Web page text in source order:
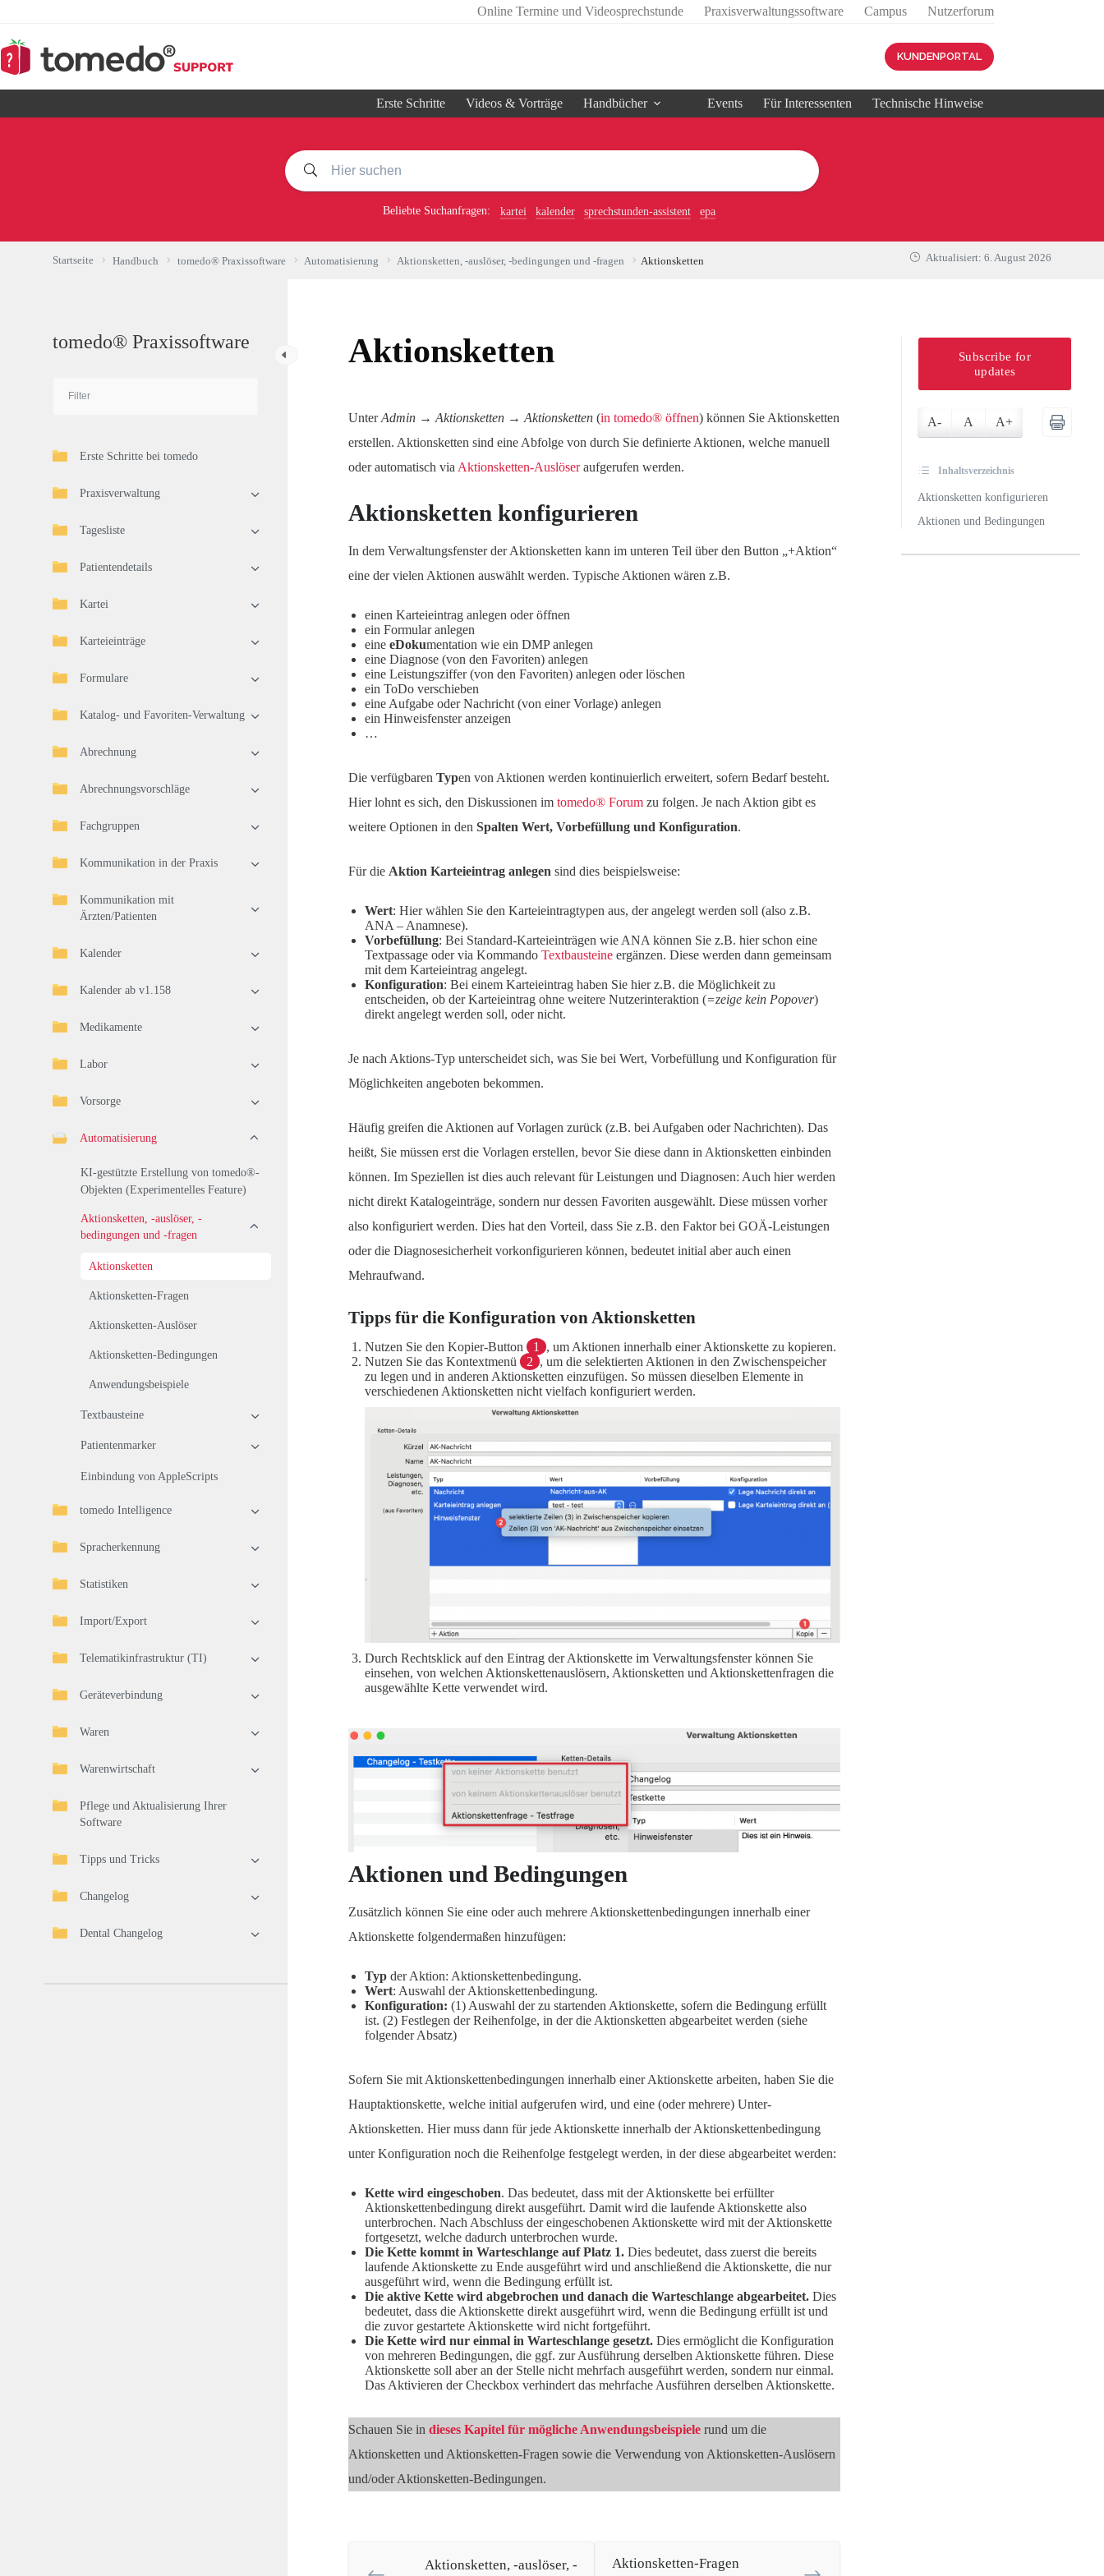
springen
Online Termine und Videosprechstunde Praxisverwaltungssoftware Campus Nutzerforum
KUNDENPORTAL
Erste Schritte Videos & Vorträge Handbücher Events Für Interessenten Technische Hinweise
Beliebte Suchanfragen: kartei kalender sprechstunden-assistent epa
Startseite Handbuch tomedo® Praxissoftware Automatisierung Aktionsketten, -auslöser, -bedingungen und -fragen Aktionsketten Aktualisiert: 6. August 2026
tomedo® Praxissoftware
Erste Schritte bei tomedo
Praxisverwaltung
Tagesliste
Patientendetails
Kartei
Karteieinträge
Formulare
Katalog- und Favoriten-Verwaltung
Abrechnung
Abrechnungsvorschläge
Fachgruppen
Kommunikation in der Praxis
Kommunikation mit
Ärzten/Patienten
Kalender
Kalender ab v1.158
Medikamente
Labor
Vorsorge
Automatisierung
KI-gestützte Erstellung von tomedo®-
Objekten (Experimentelles Feature)
Aktionsketten, -auslöser, -
bedingungen und -fragen
Aktionsketten
Aktionsketten-Fragen
Aktionsketten-Auslöser
Aktionsketten-Bedingungen
Anwendungsbeispiele
Textbausteine
Patientenmarker
Einbindung von AppleScripts
tomedo Intelligence
Spracherkennung
Statistiken
Import/Export
Telematikinfrastruktur (TI)
Geräteverbindung
Waren
Warenwirtschaft
Pflege und Aktualisierung Ihrer
Software
Tipps und Tricks
Changelog
Dental Changelog
Aktionsketten
UnterAdmin → Aktionsketten → Aktionsketten(in tomedo® öffnen) können Sie Aktionsketten
erstellen. Aktionsketten sind eine Abfolge von durch Sie definierte Aktionen, welche manuell
oder automatisch via Aktionsketten-Auslöseraufgerufen werden.
Aktionsketten konfigurieren
In dem Verwaltungsfenster der Aktionsketten kann im unteren Teil über den Button „+Aktion“
eine der vielen Aktionen auswählt werden. Typische Aktionen wären z.B.
einen Karteieintrag anlegen oder öffnen
ein Formular anlegen
eine eDokumentation wie ein DMP anlegen
eine Diagnose (von den Favoriten) anlegen
eine Leistungsziffer (von den Favoriten) anlegen oder löschen
ein ToDo verschieben
eine Aufgabe oder Nachricht (von einer Vorlage) anlegen
ein Hinweisfenster anzeigen
…
Die verfügbaren Typen von Aktionen werden kontinuierlich erweitert, sofern Bedarf besteht.
Hier lohnt es sich, den Diskussionen im tomedo® Forumzu folgen. Je nach Aktion gibt es
weitere Optionen in den Spalten Wert, Vorbefüllung und Konfiguration.
Für die Aktion Karteieintrag anlegen sind dies beispielsweise:
Wert: Hier wählen Sie den Karteieintragtypen aus, der angelegt werden soll (also z.B.
ANA – Anamnese).
Vorbefüllung: Bei Standard-Karteieinträgen wie ANA können Sie z.B. hier schon eine
Textpassage oder via Kommando Textbausteineergänzen. Diese werden dann gemeinsam
mit dem Karteieintrag angelegt.
Konfiguration: Bei einem Karteieintrag haben Sie hier z.B. die Möglichkeit zu
entscheiden, ob der Karteieintrag ohne weitere Nutzerinteraktion (=zeige kein Popover)
direkt angelegt werden soll, oder nicht.
Je nach Aktions-Typ unterscheidet sich, was Sie bei Wert, Vorbefüllung und Konfiguration für
Möglichkeiten angeboten bekommen.
Häufig greifen die Aktionen auf Vorlagen zurück (z.B. bei Aufgaben oder Nachrichten). Das
heißt, Sie müssen erst die Vorlagen erstellen, bevor Sie diese dann in Aktionsketten einbinden
können. Im Speziellen ist dies auch relevant für Leistungen und Diagnosen: Auch hier werden
nicht direkt Katalogeinträge, sondern nur dessen Favoriten ausgewählt. Diese müssen vorher
also konfiguriert werden. Dies hat den Vorteil, dass Sie z.B. den Faktor bei GOÄ-Leistungen
oder die Diagnosesicherheit vorkonfigurieren können, bedeutet initial aber auch einen
Mehraufwand.
Tipps für die Konfiguration von Aktionsketten
Nutzen Sie den Kopier-Button 1
, um Aktionen innerhalb einer Aktionskette zu kopieren.
Nutzen Sie das Kontextmenü
2 , um die selektierten Aktionen in den Zwischenspeicher
zu legen und in anderen Aktionsketten einzufügen. So müssen dieselben Elemente in
verschiedenen Aktionsketten nicht vielfach konfiguriert werden.
Durch Rechtsklick auf den Eintrag der Aktionskette im Verwaltungsfenster können Sie
einsehen, von welchen Aktionskettenauslösern, Aktionsketten und Aktionskettenfragen die
ausgewählte Kette verwendet wird.
Aktionen und Bedingungen
Zusätzlich können Sie eine oder auch mehrere Aktionskettenbedingungen innerhalb einer
Aktionskette folgendermaßen hinzufügen:
Typder Aktion: Aktionskettenbedingung.
Wert: Auswahl der Aktionskettenbedingung.
Konfiguration: (1) Auswahl der zu startenden Aktionskette, sofern die Bedingung erfüllt
ist. (2) Festlegen der Reihenfolge, in der die Aktionsketten abgearbeitet werden (siehe
folgender Absatz)
Sofern Sie mit Aktionskettenbedingungen innerhalb einer Aktionskette arbeiten, haben Sie die
Hauptaktionskette, welche initial aufgerufen wird, und eine (oder mehrere) Unter-
Aktionsketten. Hier muss dann für jede Aktionskette innerhalb der Aktionskettenbedingung
unter Konfiguration noch die Reihenfolge festgelegt werden, in der diese abgearbeitet werden:
Kette wird eingeschoben. Das bedeutet, dass mit der Aktionskette bei erfüllter
Aktionskettenbedingung direkt ausgeführt. Damit wird die laufende Aktionskette also
unterbrochen. Nach Abschluss der eingeschobenen Aktionskette wird mit der Aktionskette
fortgesetzt, welche dadurch unterbrochen wurde.
Die Kette kommt in Warteschlange auf Platz 1.Dies bedeutet, dass zuerst die bereits
laufende Aktionskette zu Ende ausgeführt wird und anschließend die Aktionskette, die nur
ausgeführt wird, wenn die Bedingung erfüllt ist.
Die aktive Kette wird abgebrochen und danach die Warteschlange abgearbeitet.Dies
bedeutet, dass die Aktionskette direkt ausgeführt wird, wenn die Bedingung erfüllt ist und
die zuvor gestartete Aktionskette wird nicht fortgeführt.
Die Kette wird nur einmal in Warteschlange gesetzt.Dies ermöglicht die Konfiguration
von mehreren Bedingungen, die ggf. zur Ausführung derselben Aktionskette führen. Diese
Aktionskette soll aber an der Stelle nicht mehrfach ausgeführt werden, sondern nur einmal.
Das Aktivieren der Checkbox verhindert das mehrfache Ausführen derselben Aktionskette.
Schauen Sie in dieses Kapitel für mögliche Anwendungsbeispielerund um die
Aktionsketten und Aktionsketten-Fragen sowie die Verwendung von Aktionsketten-Auslösern
und/oder Aktionsketten-Bedingungen.
Aktionsketten, -auslöser, - Aktionsketten-Fragen
Subscribe for
updates
A- A A+
Inhaltsverzeichnis
Aktionsketten konfigurieren
Aktionen und Bedingungen